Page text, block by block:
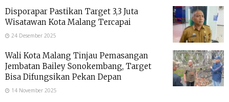
Disporapar Pastikan Target 3,3 Juta
Wisatawan Kota Malang Tercapai
24 Desember 2025
Wali Kota Malang Tinjau Pemasangan
Jembatan Bailey Sonokembang, Target
Bisa Difungsikan Pekan Depan
14 November 2025